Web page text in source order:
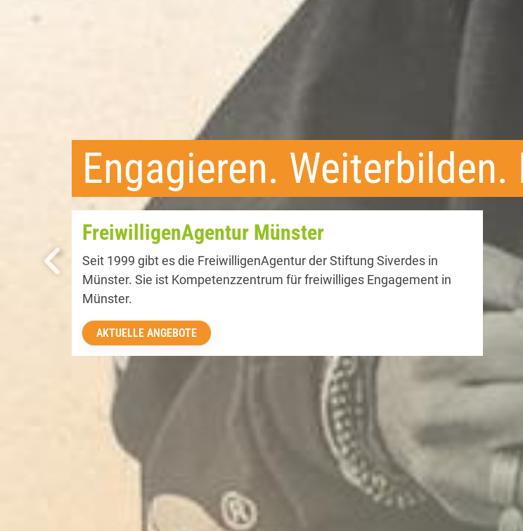
Ganz aktuell für Freiwillige
Engagementangebote des Monats
ZU DEN AKTUELLEN ANGEBOTEN